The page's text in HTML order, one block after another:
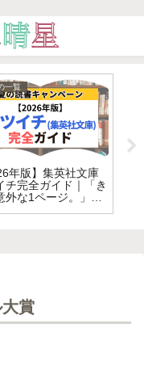
一覧
年版】集英社文庫
チ完全ガイド｜「き
外な1ページ。」全
賞